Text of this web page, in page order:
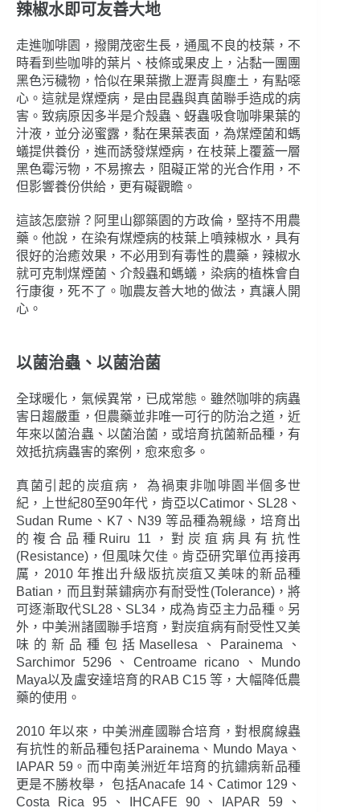
辣椒水即可友善大地
走進咖啡園，撥開茂密生長，通風不良的枝葉，不
時看到些咖啡的葉片、枝條或果皮上，沾黏一團團
黑色污穢物，恰似在果葉撒上瀝青與塵土，有點噁
心。這就是煤煙病，是由昆蟲與真菌聯手造成的病
害。致病原因多半是介殼蟲、蚜蟲吸食咖啡果葉的
汁液，並分泌蜜露，黏在果葉表面，為煤煙菌和螞
蟻提供養份，進而誘發煤煙病，在枝葉上覆蓋一層
黑色霉污物，不易擦去，阻礙正常的光合作用，不
但影響養份供給，更有礙觀瞻。
這該怎麼辦？阿里山鄒築園的方政倫，堅持不用農
藥。他說，在染有煤煙病的枝葉上噴辣椒水，具有
很好的治癒效果，不必用到有毒性的農藥，辣椒水
就可克制煤煙菌、介殼蟲和螞蟻，染病的植株會自
行康復，死不了。咖農友善大地的做法，真讓人開
心。
以菌治蟲、以菌治菌
全球暖化，氣候異常，已成常態。雖然咖啡的病蟲
害日趨嚴重，但農藥並非唯一可行的防治之道，近
年來以菌治蟲、以菌治菌，或培育抗菌新品種，有
效抵抗病蟲害的案例，愈來愈多。
真菌引起的炭疽病， 為禍東非咖啡園半個多世
紀，上世紀80至90年代，肯亞以Catimor、SL28、
Sudan Rume、K7、N39 等品種為親緣，培育出
的複合品種Ruiru 11，對炭疽病具有抗性
(Resistance)，但風味欠佳。肯亞研究單位再接再
厲，2010 年推出升級版抗炭疽又美味的新品種
Batian，而且對葉鏽病亦有耐受性(Tolerance)，將
可逐漸取代SL28、SL34，成為肯亞主力品種。另
外，中美洲諸國聯手培育，對炭疽病有耐受性又美
味的新品種包括Masellesa、Parainema、
Sarchimor 5296、Centroame ricano、Mundo
Maya以及盧安達培育的RAB C15 等，大幅降低農
藥的使用。
2010 年以來，中美洲產國聯合培育，對根腐線蟲
有抗性的新品種包括Parainema、Mundo Maya、
IAPAR 59。而中南美洲近年培育的抗鏽病新品種
更是不勝枚舉， 包括Anacafe 14、Catimor 129、
Costa Rica 95、IHCAFE 90、IAPAR 59、